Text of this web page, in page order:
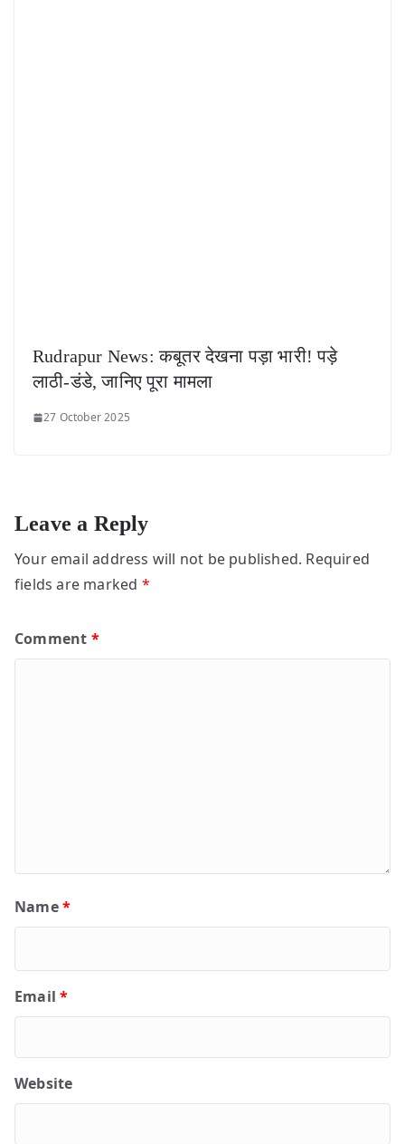
Rudrapur News: कबूतर देखना पड़ा भारी! पड़े
लाठी-डंडे, जानिए पूरा मामला
27 October 2025
Leave a Reply
Your email address will not be published. Required
fields are marked *
Comment *
Name*
Email*
Website